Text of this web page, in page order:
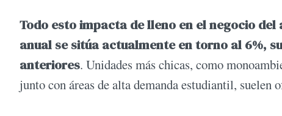
Todo esto impacta de lleno en el negocio
anual se sitúa actualmente en torno al 6%,
anteriores. Unidades más chicas, como
junto con áreas de alta demanda estudiantil, suelen